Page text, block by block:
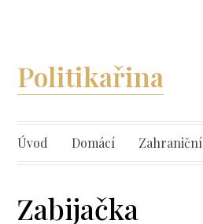
Politikařina
Úvod Domácí Zahraniční
Zabijačka